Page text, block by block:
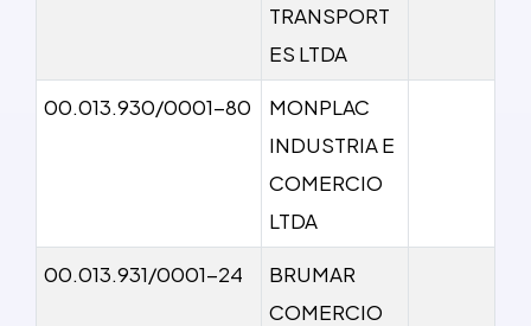
TRANSPORT
ES LTDA
00.013.930/0001-80
MONPLAC
INDUSTRIA E
COMERCIO
LTDA
00.013.931/0001-24
BRUMAR
COMERCIO